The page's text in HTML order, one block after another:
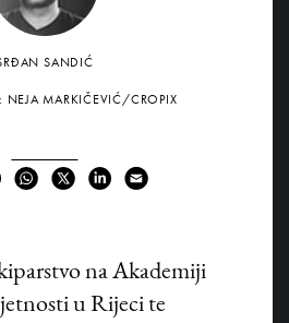
SANDIĆ
NEJA MARKIČEVIĆ/CROPIX
na Akademiji
u Rijeci te